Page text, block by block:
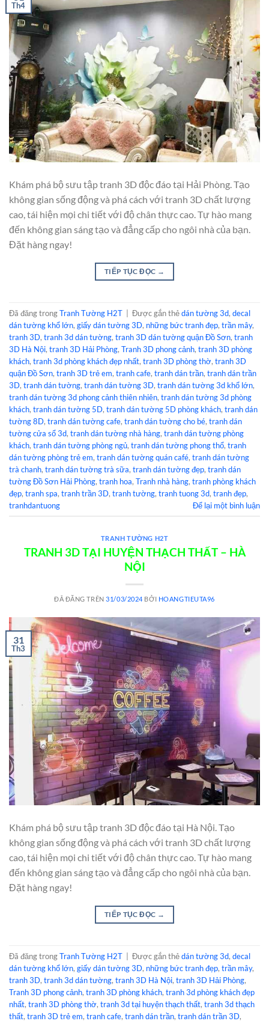
Th4
Khám phá bộ sưu tập tranh 3D độc đáo tại Hải Phòng. Tạo
không gian sống động và phá cách với tranh 3D chất lượng
cao, tái hiện mọi chi tiết với độ chân thực cao. Tự hào mang
đến không gian sáng tạo và đẳng cấp cho ngôi nhà của bạn.
Đặt hàng ngay!
TIẾP TỤC ĐỌC →
Đã đăng trongTranh Tường H2T Được gắn thẻdán tường 3d, decal
dán tường khổ lớn, giấy dán tường 3D, những bức tranh đẹp, trần mây,
tranh 3D, tranh 3d dán tường, tranh 3D dán tường quận Đồ Sơn, tranh
3D Hà Nội, tranh 3D Hải Phòng, Tranh 3D phong cảnh, tranh 3D phòng
khách, tranh 3d phòng khách đẹp nhất, tranh 3D phòng thờ, tranh 3D
quận Đồ Sơn, tranh 3D trẻ em, tranh cafe, tranh dán trần, tranh dán trần
3D, tranh dán tường, tranh dán tường 3D, tranh dán tường 3d khổ lớn,
tranh dán tường 3d phong cảnh thiên nhiên, tranh dán tường 3d phòng
khách, tranh dán tường 5D, tranh dán tường 5D phòng khách, tranh dán
tường 8D, tranh dán tường cafe, tranh dán tường cho bé, tranh dán
tường cửa sổ 3d, tranh dán tường nhà hàng, tranh dán tường phòng
khách, tranh dán tường phòng ngủ, tranh dán tường phong thổ, tranh
dán tường phòng trẻ em, tranh dán tường quán café, tranh dán tường
trà chanh, tranh dán tường trà sữa, tranh dán tường đẹp, tranh dán
tường Đồ Sơn Hải Phòng, tranh hoa, Tranh nhà hàng, tranh phòng khách
đẹp, tranh spa, tranh trần 3D, tranh tường, tranh tuong 3d, tranh đẹp,
tranhdantuong
Để lại một bình luận
TRANH TƯỜNG H2T
TRANH 3D TẠI HUYỆN THẠCH THẤT – HÀ
NỘI
ĐÃ ĐĂNG TRÊN31/03/2024 BỞI HOANGTIEUTA96
31
Th3
Khám phá bộ sưu tập tranh 3D độc đáo tại Hà Nội. Tạo
không gian sống động và phá cách với tranh 3D chất lượng
cao, tái hiện mọi chi tiết với độ chân thực cao. Tự hào mang
đến không gian sáng tạo và đẳng cấp cho ngôi nhà của bạn.
Đặt hàng ngay!
TIẾP TỤC ĐỌC →
Đã đăng trongTranh Tường H2T Được gắn thẻdán tường 3d, decal
dán tường khổ lớn, giấy dán tường 3D, những bức tranh đẹp, trần mây,
tranh 3D, tranh 3d dán tường, tranh 3D Hà Nội, tranh 3D Hải Phòng,
Tranh 3D phong cảnh, tranh 3D phòng khách, tranh 3d phòng khách đẹp
nhất, tranh 3D phòng thờ, tranh 3d tại huyện thạch thất, tranh 3d thạch
thất, tranh 3D trẻ em, tranh cafe, tranh dán trần, tranh dán trần 3D,